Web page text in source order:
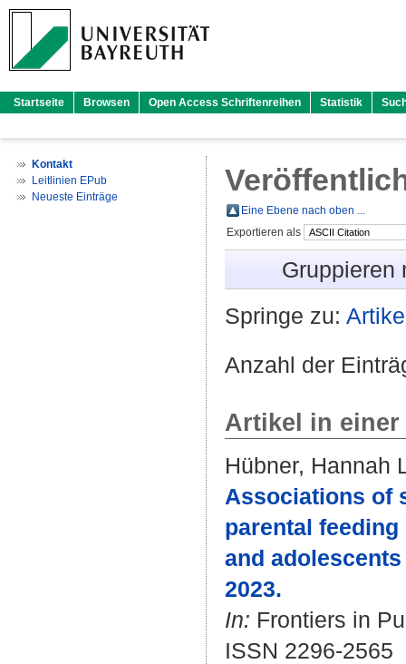
Startseite Browsen Open Access Schriftenreihen Statistik
Kontakt
Leitlinien EPub
Neueste Einträge
Eine Ebene nach oben ...
Exportieren als
Gruppieren
Springe zu:
Anzahl der
Artikel in
Hübner, Hannah
Associations of
parental
and
2023.
In: Frontiers in
ISSN 2296-2565